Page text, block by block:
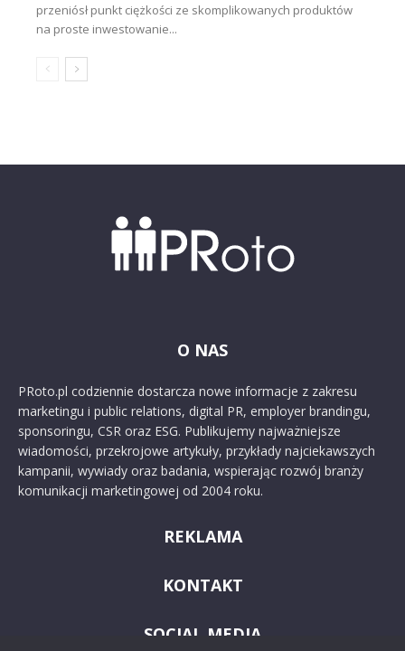
przeniósł punkt ciężkości ze skomplikowanych produktów
na proste inwestowanie...
O NAS
PRoto.pl codziennie dostarcza nowe informacje z zakresu
marketingu i public relations, digital PR, employer brandingu,
sponsoringu, CSR oraz ESG. Publikujemy najważniejsze
wiadomości, przekrojowe artykuły, przykłady najciekawszych
kampanii, wywiady oraz badania, wspierając rozwój branży
komunikacji marketingowej od 2004 roku.
REKLAMA
KONTAKT
SOCIAL MEDIA